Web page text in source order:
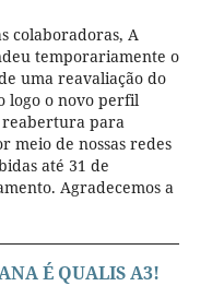
colaboradoras, A
temporariamente o
uma reavaliação do
logo o novo perfil
reabertura para
meio de nossas redes
até 31 de
Agradecemos a
É QUALIS A3!